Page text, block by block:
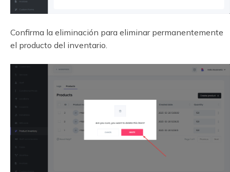
Confirma la eliminación para eliminar permanentemente
el producto del inventario.